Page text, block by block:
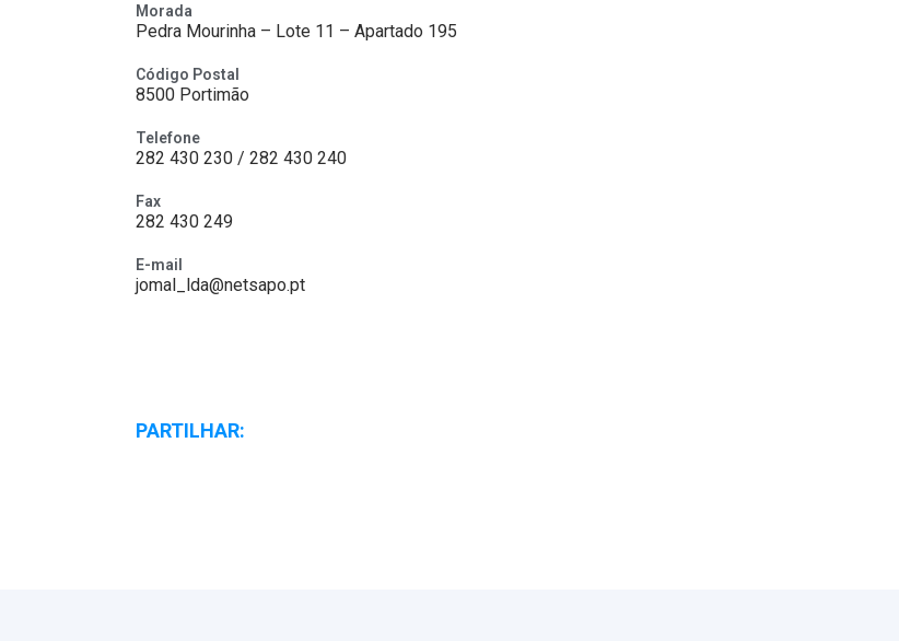
Morada
Pedra Mourinha – Lote 11 – Apartado 195
Código Postal
8500 Portimão
Telefone
282 430 230 / 282 430 240
Fax
282 430 249
E-mail
jomal_lda@netsapo.pt
PARTILHAR: